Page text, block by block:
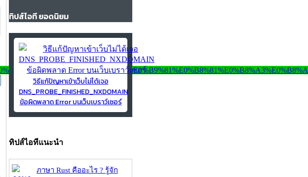
ทิปส์ไอที ยอดนิยม
วิธีแก้ปัญหาเข้าเว็บไม่ได้เจอ
DNS_PROBE_FINISHED_NXDOMAIN
ข้อผิดพลาด Error บนเว็บเบราว์เซอร์
ทิปส์ไอทีแนะนำ
ภาษา Rust คืออะไร ? รู้จัก